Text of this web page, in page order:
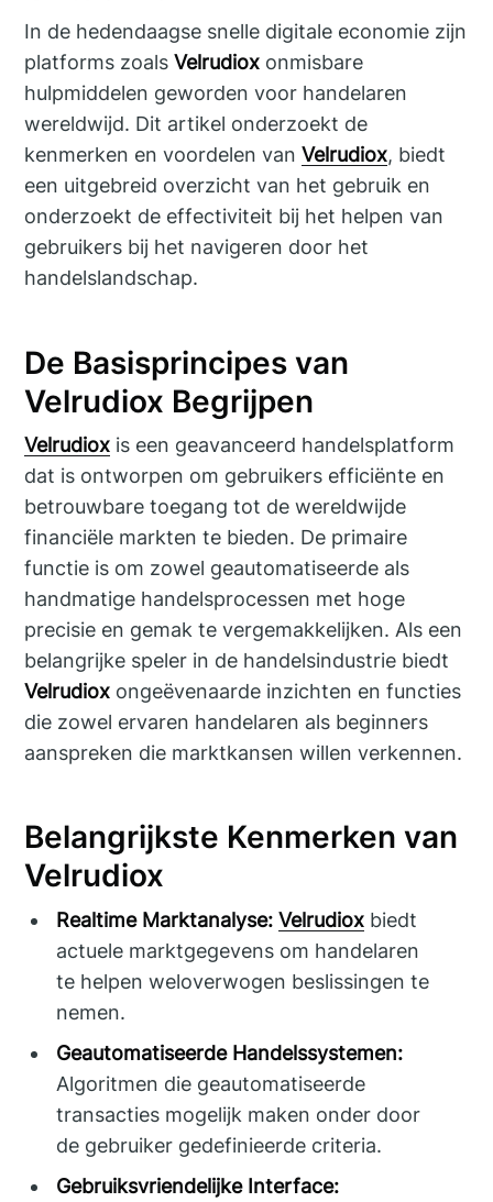
In de hedendaagse snelle digitale economie zijn
platforms zoalsVelrudiox onmisbare
hulpmiddelen geworden voor handelaren
wereldwijd. Dit artikel onderzoekt de
kenmerken en voordelen vanVelrudiox, biedt
een uitgebreid overzicht van het gebruik en
onderzoekt de effectiviteit bij het helpen van
gebruikers bij het navigeren door het
handelslandschap.
De Basisprincipes van
Velrudiox Begrijpen
Velrudiox is een geavanceerd handelsplatform
dat is ontworpen om gebruikers efficiënte en
betrouwbare toegang tot de wereldwijde
financiële markten te bieden. De primaire
functie is om zowel geautomatiseerde als
handmatige handelsprocessen met hoge
precisie en gemak te vergemakkelijken. Als een
belangrijke speler in de handelsindustrie biedt
Velrudiox ongeëvenaarde inzichten en functies
die zowel ervaren handelaren als beginners
aanspreken die marktkansen willen verkennen.
Belangrijkste Kenmerken van
Velrudiox
Realtime Marktanalyse: Velrudiox biedt
actuele marktgegevens om handelaren
te helpen weloverwogen beslissingen te
nemen.
Geautomatiseerde Handelssystemen:
Algoritmen die geautomatiseerde
transacties mogelijk maken onder door
de gebruiker gedefinieerde criteria.
Gebruiksvriendelijke Interface: